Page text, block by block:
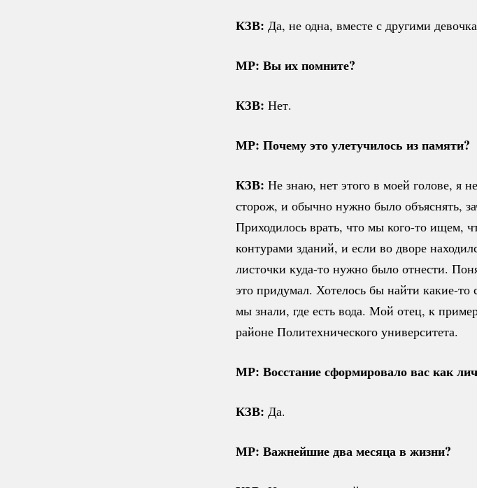
КЗВ: Да, не одна, вместе с другими
МР: Вы их помните?
КЗВ: Нет.
МР: Почему это улетучилось из памяти?
КЗВ: Не знаю, нет этого в моей голове, я
сторож, и обычно нужно было объяснять,
Приходилось врать, что мы кого-то ищем,
контурами зданий, и если во дворе
листочки куда-то нужно было отнести.
это придумал. Хотелось бы найти какие-то
мы знали, где есть вода. Мой отец, к
районе Политехнического университета.
МР: Восстание сформировало вас как
КЗВ: Да.
МР: Важнейшие два месяца в жизни?